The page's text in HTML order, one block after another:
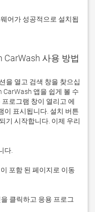
CarWash 사용 방법
을 열고 검색 창을 찾으십
CarWash 앱을 쉽게 볼 수
로그램 창이 열리고 에
이 표시됩니다. 설치 버튼
기 시작합니다. 이제 우리